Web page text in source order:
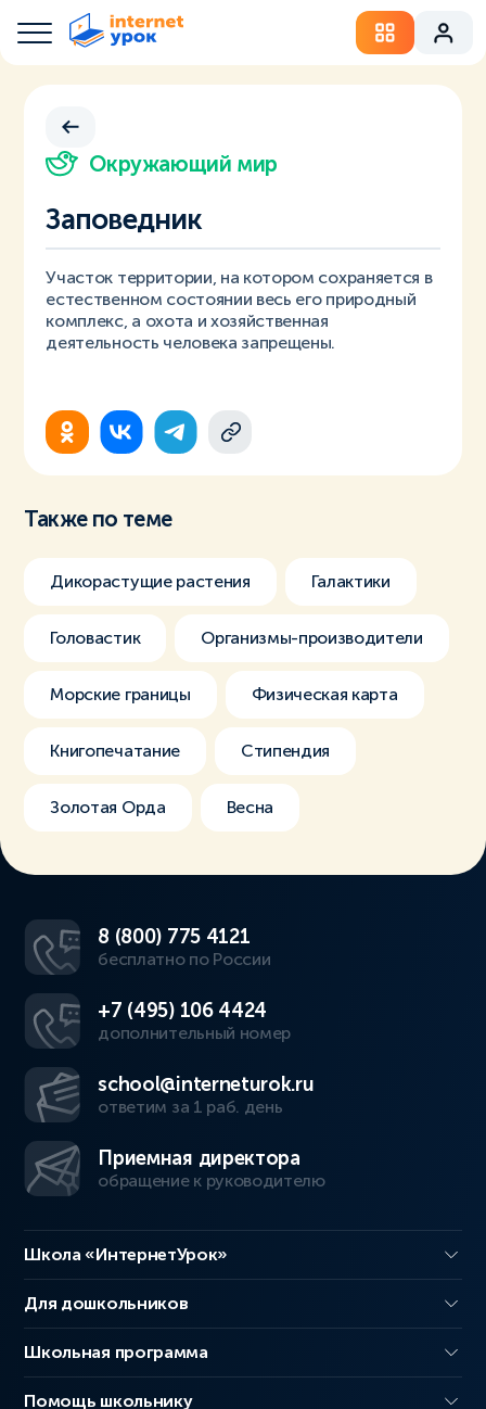
Окружающий мир
Заповедник
Участок территории, на котором сохраняется в
естественном состоянии весь его природный
комплекс, а охота и хозяйственная
деятельность человека запрещены.
Также по теме
Дикорастущие растения Галактики
Головастик Организмы-производители
Морские границы Физическая карта
Книгопечатание Стипендия
Золотая Орда Весна
8 (800) 775 4121
бесплатно по России
+7 (495) 106 4424
дополнительный номер
school@interneturok.ru
ответим за 1 раб. день
Приемная директора
обращение к руководителю
Школа «ИнтернетУрок»
Для дошкольников
Школьная программа
Помощь школьнику